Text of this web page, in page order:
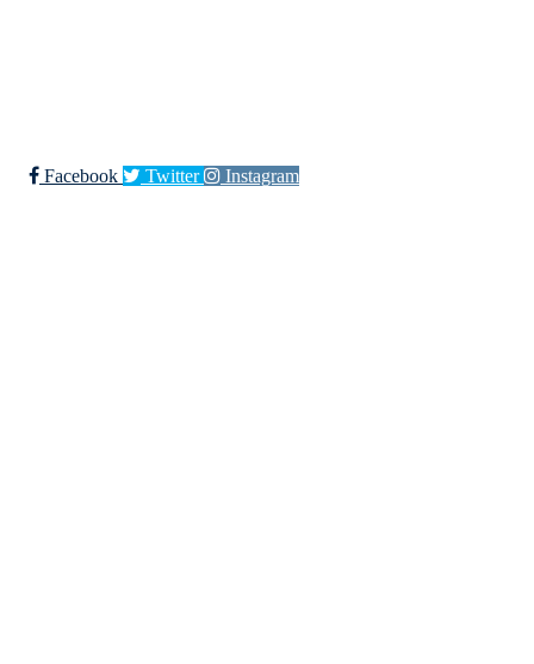
Facebook Twitter Instagram